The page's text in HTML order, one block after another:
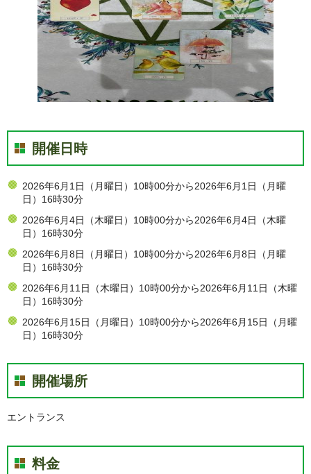
開催日時
2026年6月1日（月曜日）10時00分から2026年6月1日（月曜
日）16時30分
2026年6月4日（木曜日）10時00分から2026年6月4日（木曜
日）16時30分
2026年6月8日（月曜日）10時00分から2026年6月8日（月曜
日）16時30分
2026年6月11日（木曜日）10時00分から2026年6月11日（木曜
日）16時30分
2026年6月15日（月曜日）10時00分から2026年6月15日（月曜
日）16時30分
開催場所
エントランス
料金